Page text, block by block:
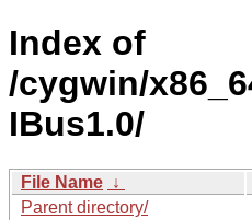
Index of
/cygwin/
IBus1.0/
File Name ↓
Parent directory/